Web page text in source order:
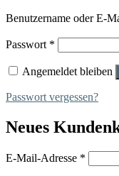
Benutzername oder E-
Passwort *
Angemeldet bleiben
Passwort vergessen?
Neues
E-Mail-Adresse *